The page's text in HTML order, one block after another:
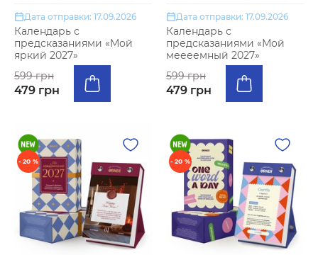
Дата отправки: 17.09.2026
Календарь с
предсказаниями «Мой
яркий 2027»
599 грн
479 грн
Дата отправки: 17.09.2026
Календарь с
предсказаниями «Мой
меееемный 2027»
599 грн
479 грн
- 20 % - 20 %